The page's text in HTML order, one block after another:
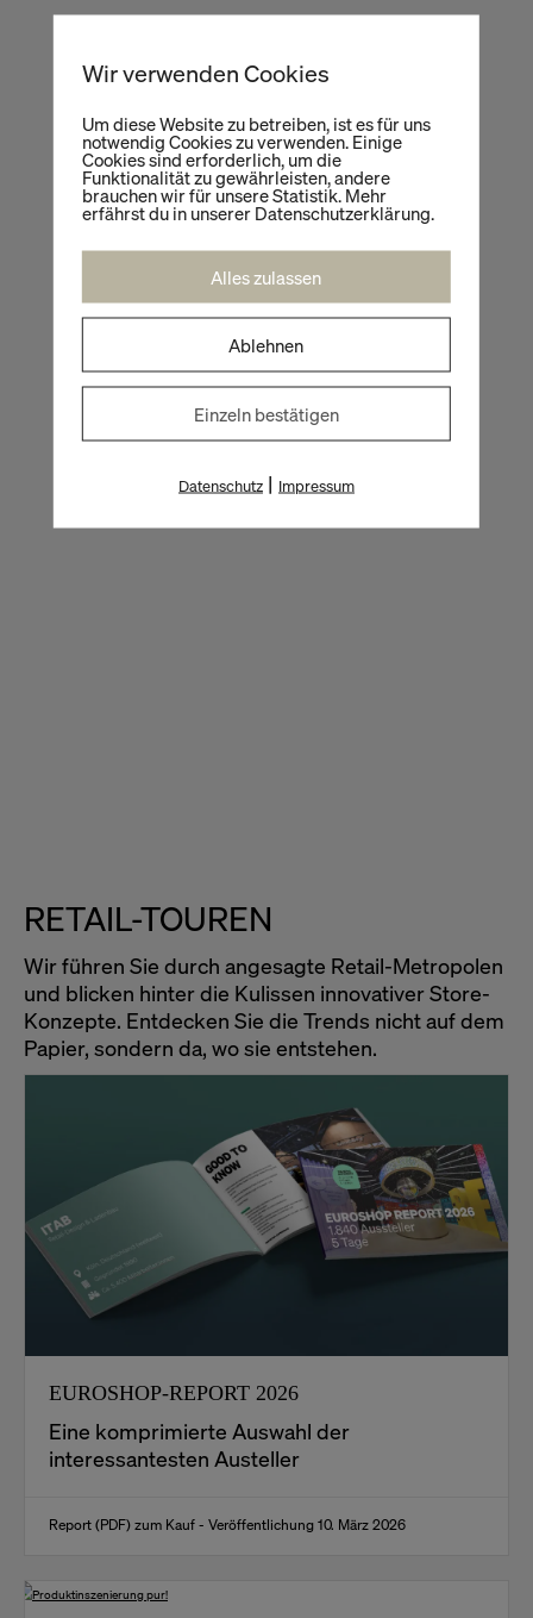
individuellen Termin anfragen
VERKAUFSFÖRDERUNG UND KPIS AM POS
Wie Retail Design den Umsatz steigern kann.
NACHHALTIGKEIT IM EINZELHANDEL
RETAIL-TOUREN
Wir führen Sie durch angesagte Retail-Metropolen
und blicken hinter die Kulissen innovativer Store-
Konzepte. Entdecken Sie die Trends nicht auf dem
Papier, sondern da, wo sie entstehen.
EUROSHOP-REPORT 2026
Eine komprimierte Auswahl der
interessantesten Austeller
Report (PDF) zum Kauf - Veröffentlichung 10. März 2026
Wir verwenden Cookies
Um diese Website zu betreiben, ist es für uns
notwendig Cookies zu verwenden. Einige
Cookies sind erforderlich, um die
Funktionalität zu gewährleisten, andere
brauchen wir für unsere Statistik. Mehr
erfährst du in unserer Datenschutzerklärung.
Alles zulassen
Ablehnen
Einzeln bestätigen
Datenschutz| Impressum